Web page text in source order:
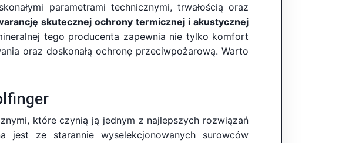
parametrami technicznymi, trwałością oraz
skutecznej ochrony termicznej i akustycznej
tego producenta zapewnia nie tylko komfort
oraz doskonałą ochronę przeciwpożarową. Warto
które czynią ją jednym z najlepszych rozwiązań
jest ze starannie wyselekcjonowanych surowców